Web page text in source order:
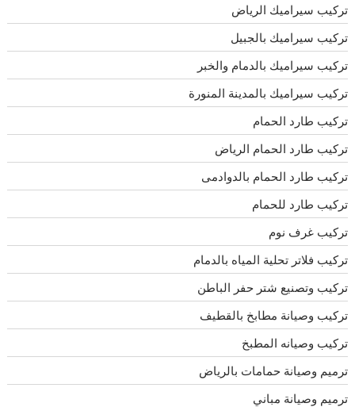
تركيب سيراميك الرياض
تركيب سيراميك بالجبيل
تركيب سيراميك بالدمام والخبر
تركيب سيراميك بالمدينة المنورة
تركيب طارد الحمام
تركيب طارد الحمام الرياض
تركيب طارد الحمام بالدوادمى
تركيب طارد للحمام
تركيب غرف نوم
تركيب فلاتر تحلية المياه بالدمام
تركيب وتصنيع شتر حفر الباطن
تركيب وصيانة مطابخ بالقطيف
تركيب وصيانه المطبخ
ترميم وصيانة حمامات بالرياض
ترميم وصيانة مباني